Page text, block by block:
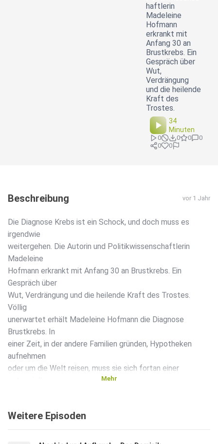
haftlerin
Madeleine
Hofmann
erkrankt mit
Anfang 30 an
Brustkrebs. Ein
Gespräch über
Wut,
Verdrängung
und die heilende
Kraft des
Trostes.
34
Minuten
0 0 0
0
0
0
Beschreibung vor 1 Jahr
Die Diagnose Krebs ist ein Schock, und doch muss es
irgendwie
weitergehen. Die Autorin und Politikwissenschaftlerin
Madeleine
Hofmann erkrankt mit Anfang 30 an Brustkrebs. Ein
Gespräch über
Wut, Verdrängung und die heilende Kraft des Trostes.
Völlig
unerwartet erhält Madeleine Hofmann die Diagnose
Brustkrebs. In
einer Zeit, in der andere Familien gründen, Hypotheken
aufnehmen
oder um die Welt reisen, muss sie sich fortan einer
Leben aufzugeben. Doch die Politikwissenschaftlerin und
findet in die Akzeptanz, verliert vermeintlich gute
Mehr
Weitere Episoden